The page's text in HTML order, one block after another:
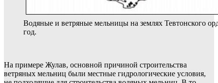
Водяные и ветряные мельницы на землях Тевтонского
год.
На примере Жулав, основной причиной строительства
ветряных мельниц были местные гидрологические условия,